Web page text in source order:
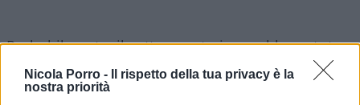
Nicola Porro -
Il rispetto della tua privacy è la
nostra priorità
Probabilmente, il sottosegretario avrebbe potuto
seguire più prudentemente la linea dettata da
Giorgia Meloni